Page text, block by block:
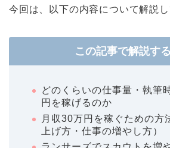
今回は、以下の内容について解説し
この記事で解説す
どのくらいの仕事量・執筆
円を稼げるのか
月収30万円を稼ぐための方
上げ方・仕事の増やし方）